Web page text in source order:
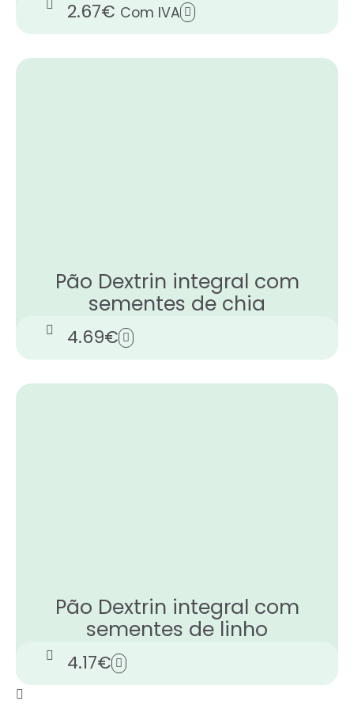
2.67€ Com IVA
Pão Dextrin integral com
sementes de chia
4.69€
Pão Dextrin integral com
sementes de linho
4.17€